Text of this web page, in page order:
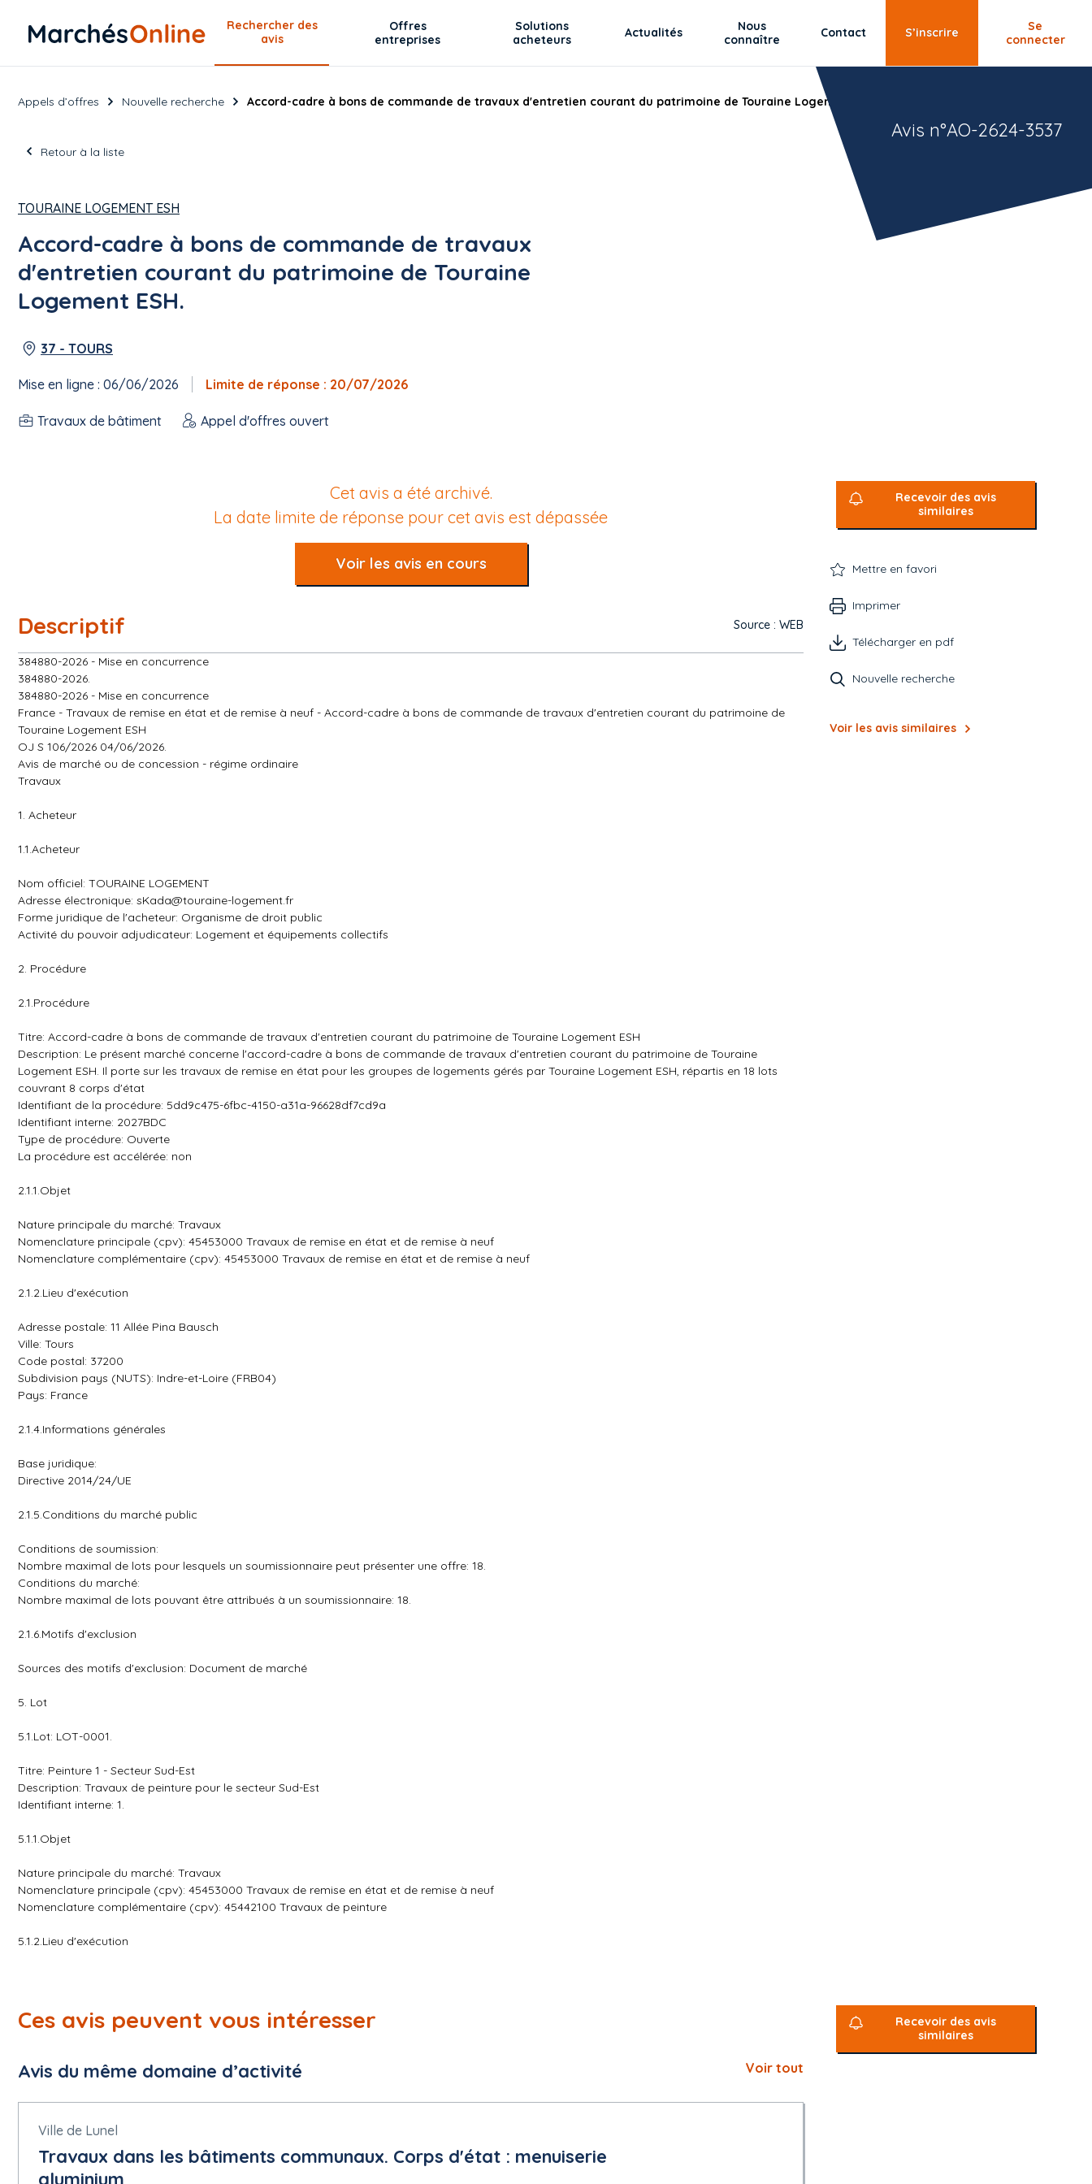
Rechercher des
avis
Offres
entreprises
Solutions
acheteurs
Actualités
Nous
connaître
Contact S’inscrire
Se
connecter
Appels d’offres Nouvelle recherche Accord-cadre à bons de commande de travaux d'entretien courant du patrimoine de Touraine Logement ESH.
Retour à la liste
TOURAINE LOGEMENT ESH
Accord-cadre à bons de commande de travaux
d'entretien courant du patrimoine de Touraine
Logement ESH.
37 - TOURS
Mise en ligne : 06/06/2026 Limite de réponse : 20/07/2026
Travaux de bâtiment Appel d'offres ouvert
Avis n°AO-2624-3537
Cet avis a été archivé.
La date limite de réponse pour cet avis est dépassée
Voir les avis en cours
Descriptif Source : WEB
384880-2026 - Mise en concurrence
384880-2026.
384880-2026 - Mise en concurrence
France - Travaux de remise en état et de remise à neuf - Accord-cadre à bons de commande de travaux d'entretien courant du patrimoine de
Touraine Logement ESH
OJ S 106/2026 04/06/2026.
Avis de marché ou de concession - régime ordinaire
Travaux
1. Acheteur
1.1.Acheteur
Nom officiel: TOURAINE LOGEMENT
Adresse électronique: sKada@touraine-logement.fr
Forme juridique de l'acheteur: Organisme de droit public
Activité du pouvoir adjudicateur: Logement et équipements collectifs
2. Procédure
2.1.Procédure
Titre: Accord-cadre à bons de commande de travaux d'entretien courant du patrimoine de Touraine Logement ESH
Description: Le présent marché concerne l'accord-cadre à bons de commande de travaux d'entretien courant du patrimoine de Touraine
Logement ESH. Il porte sur les travaux de remise en état pour les groupes de logements gérés par Touraine Logement ESH, répartis en 18 lots
couvrant 8 corps d'état
Identifiant de la procédure: 5dd9c475-6fbc-4150-a31a-96628df7cd9a
Identifiant interne: 2027BDC
Type de procédure: Ouverte
La procédure est accélérée: non
2.1.1.Objet
Nature principale du marché: Travaux
Nomenclature principale (cpv): 45453000 Travaux de remise en état et de remise à neuf
Nomenclature complémentaire (cpv): 45453000 Travaux de remise en état et de remise à neuf
2.1.2.Lieu d'exécution
Adresse postale: 11 Allée Pina Bausch
Ville: Tours
Code postal: 37200
Subdivision pays (NUTS): Indre-et-Loire (FRB04)
Pays: France
2.1.4.Informations générales
Base juridique:
Directive 2014/24/UE
2.1.5.Conditions du marché public
Conditions de soumission:
Nombre maximal de lots pour lesquels un soumissionnaire peut présenter une offre: 18.
Conditions du marché:
Nombre maximal de lots pouvant être attribués à un soumissionnaire: 18.
2.1.6.Motifs d'exclusion
Sources des motifs d'exclusion: Document de marché
5. Lot
5.1.Lot: LOT-0001.
Titre: Peinture 1 - Secteur Sud-Est
Description: Travaux de peinture pour le secteur Sud-Est
Identifiant interne: 1.
5.1.1.Objet
Nature principale du marché: Travaux
Nomenclature principale (cpv): 45453000 Travaux de remise en état et de remise à neuf
Nomenclature complémentaire (cpv): 45442100 Travaux de peinture
5.1.2.Lieu d'exécution
Code postal: 37200
Subdivision pays (NUTS): Indre-et-Loire (FRB04)
5.1.3.Durée estimée
Date de fin de durée: 31/12/2027.
5.1.4.Reconduction
Recevoir des avis
similaires
Mettre en favori
Imprimer
Télécharger en pdf
Nouvelle recherche
Voir les avis similaires
Ces avis peuvent vous intéresser
Avis du même domaine d’activité Voir tout
Ville de Lunel
Travaux dans les bâtiments communaux. Corps d'état : menuiserie
aluminium
Recevoir des avis
similaires